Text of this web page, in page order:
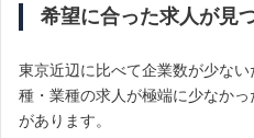
希望に合った求人が見
東京近辺に比べて企業数が少な
種・業種の求人が極端に少なか
があります。